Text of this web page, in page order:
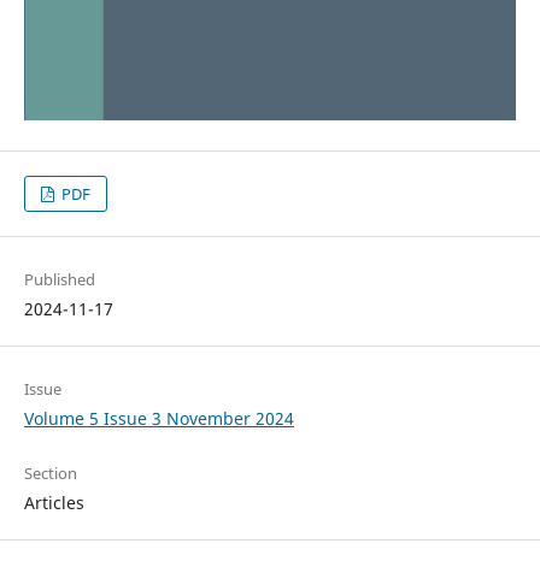
PDF
Published
2024-11-17
Issue
Volume 5 Issue 3 November 2024
Section
Articles